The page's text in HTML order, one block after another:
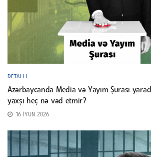
DETALLI
Azərbaycanda Media və Yayım Şurası
yaxşı heç nə vəd etmir?
16 İYUN 2026